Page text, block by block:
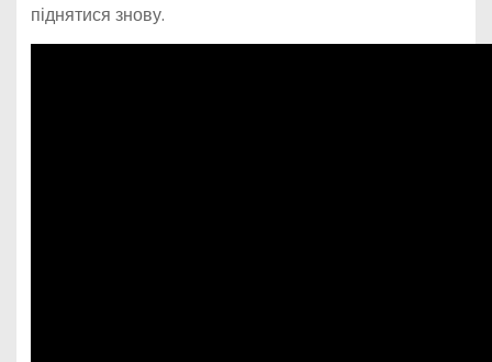
піднятися знову.